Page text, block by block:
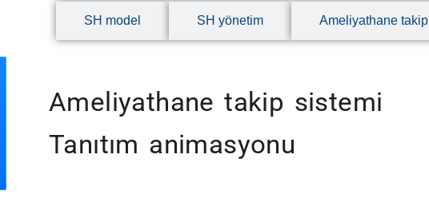
SH model SH yönetim Ameliyathane takip
Ameliyathane takip sistemi
Tanıtım animasyonu